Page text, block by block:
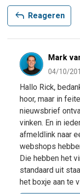
reply Reageren
Mark
04/10/
Hallo Rick,
hoor, maar in
nieuwsbrief
vinken. En in
afmeldlink naar
webshops
Die hebben het
standaard uit
het boxje aan te